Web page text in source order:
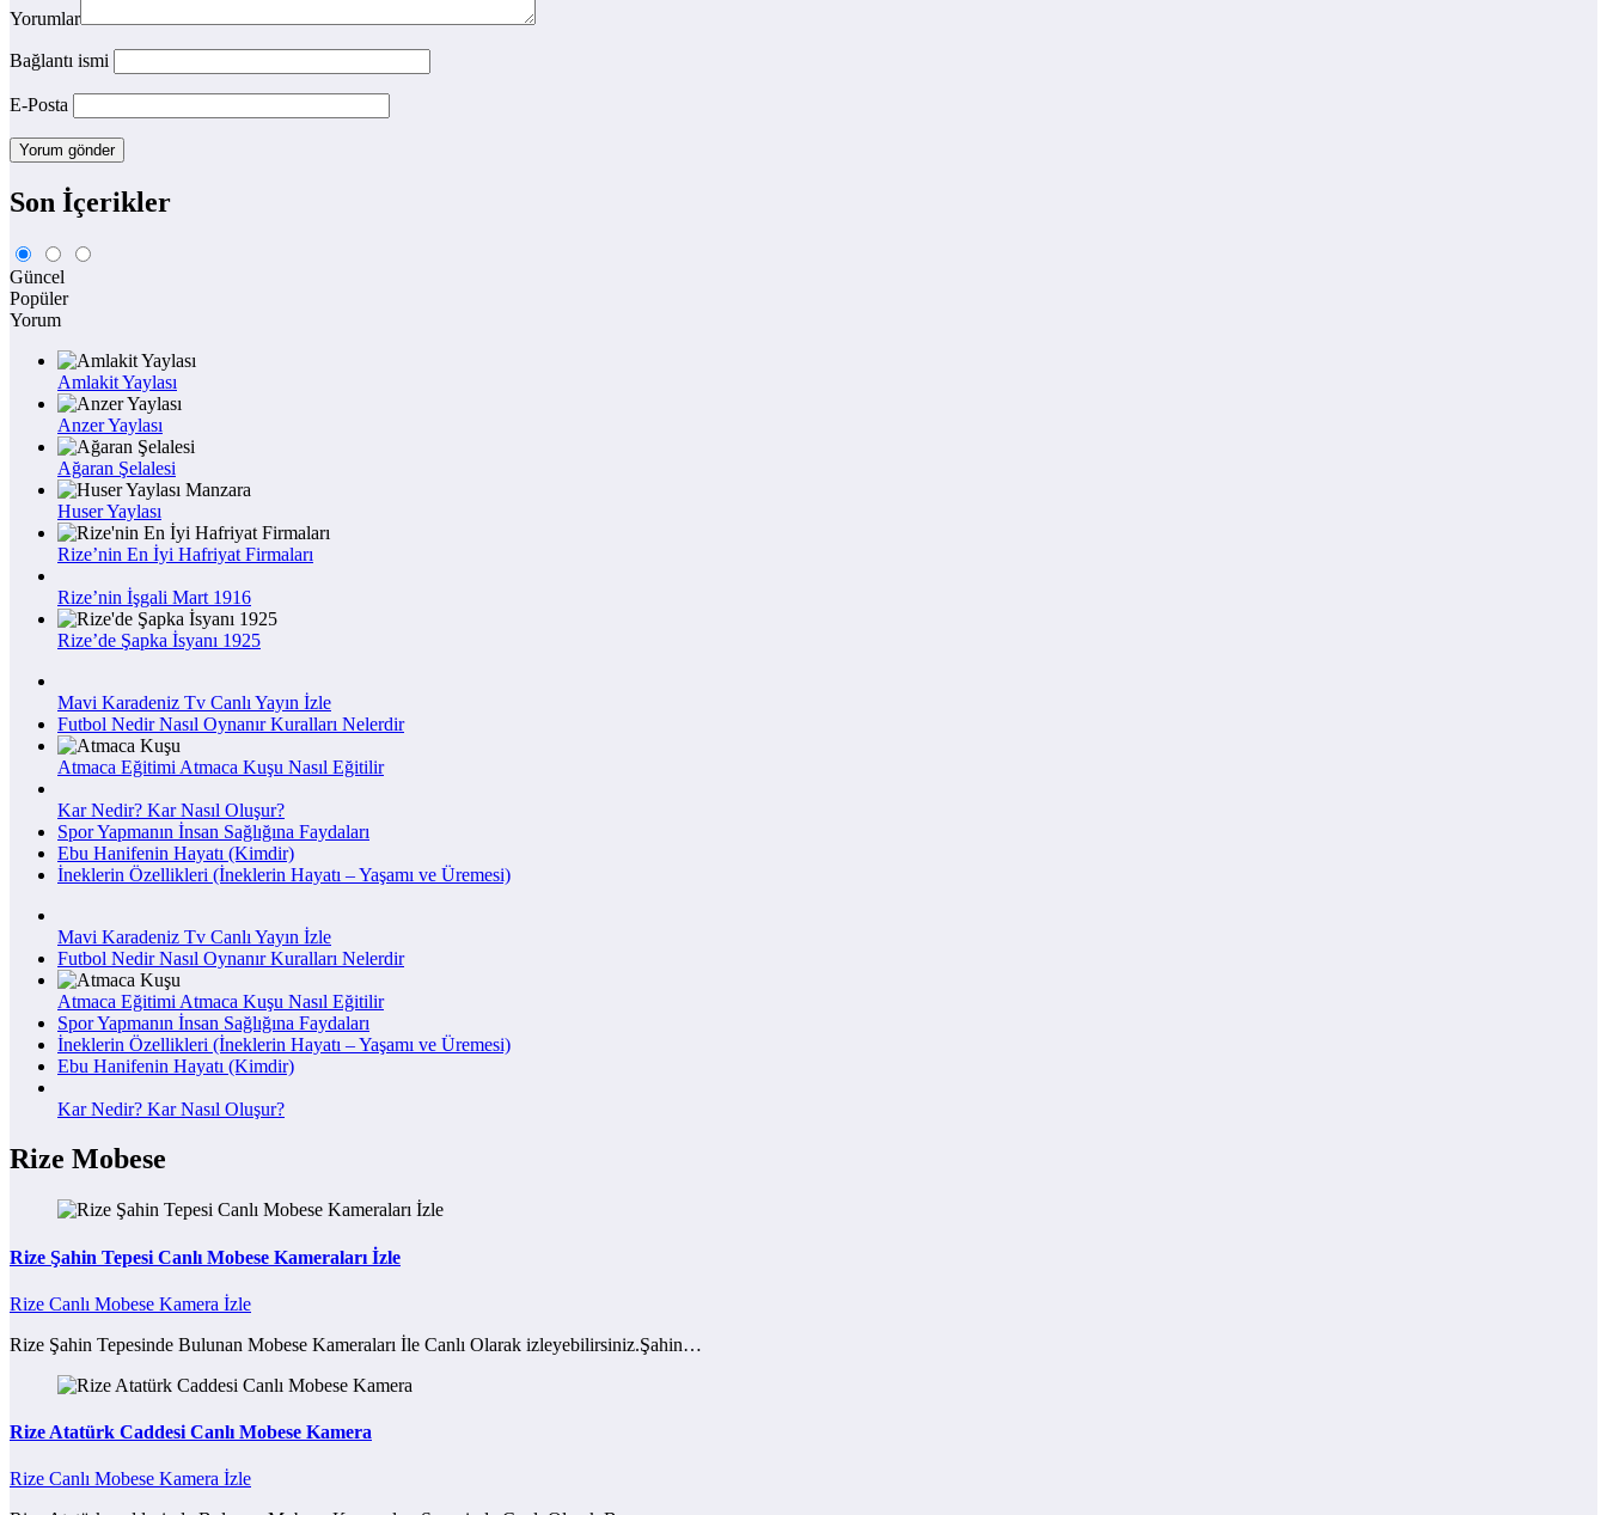
Yorumlar
Bağlantı ismi
E-Posta
Son İçerikler
Güncel
Popüler
Yorum
Amlakit Yaylası
Anzer Yaylası
Ağaran Şelalesi
Huser Yaylası
Rize’nin En İyi Hafriyat Firmaları
Rize’nin İşgali Mart 1916
Rize’de Şapka İsyanı 1925
Mavi Karadeniz Tv Canlı Yayın İzle
Futbol Nedir Nasıl Oynanır Kuralları Nelerdir
Atmaca Eğitimi Atmaca Kuşu Nasıl Eğitilir
Kar Nedir? Kar Nasıl Oluşur?
Spor Yapmanın İnsan Sağlığına Faydaları
Ebu Hanifenin Hayatı (Kimdir)
İneklerin Özellikleri (İneklerin Hayatı – Yaşamı ve Üremesi)
Mavi Karadeniz Tv Canlı Yayın İzle
Futbol Nedir Nasıl Oynanır Kuralları Nelerdir
Atmaca Eğitimi Atmaca Kuşu Nasıl Eğitilir
Spor Yapmanın İnsan Sağlığına Faydaları
İneklerin Özellikleri (İneklerin Hayatı – Yaşamı ve Üremesi)
Ebu Hanifenin Hayatı (Kimdir)
Kar Nedir? Kar Nasıl Oluşur?
Rize Mobese
Rize Şahin Tepesi Canlı Mobese Kameraları İzle
Rize Canlı Mobese Kamera İzle
Rize Şahin Tepesinde Bulunan Mobese Kameraları İle Canlı Olarak izleyebilirsiniz.Şahin…
Rize Atatürk Caddesi Canlı Mobese Kamera
Rize Canlı Mobese Kamera İzle